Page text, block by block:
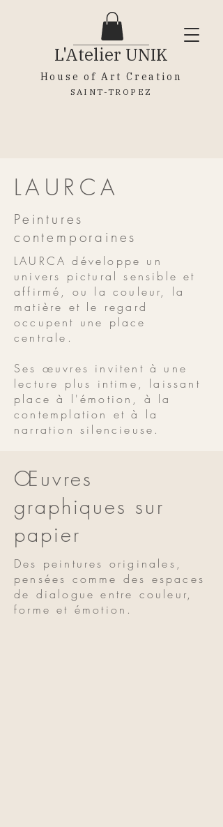
L'Atelier UNIK
House of Art Creation
SAINT-TROPEZ
LAURCA
Peintures
contemporaines
LAURCA développe un
univers pictural sensible et
affirmé, ou la couleur, la
matière et le regard
occupent une place
centrale.
Ses œuvres invitent à une
lecture plus intime, laissant
place à l'émotion, à la
contemplation et à la
narration silencieuse.
Œuvres
graphiques sur
papier
Des peintures originales,
pensées comme des espaces
de dialogue entre couleur,
forme et émotion.